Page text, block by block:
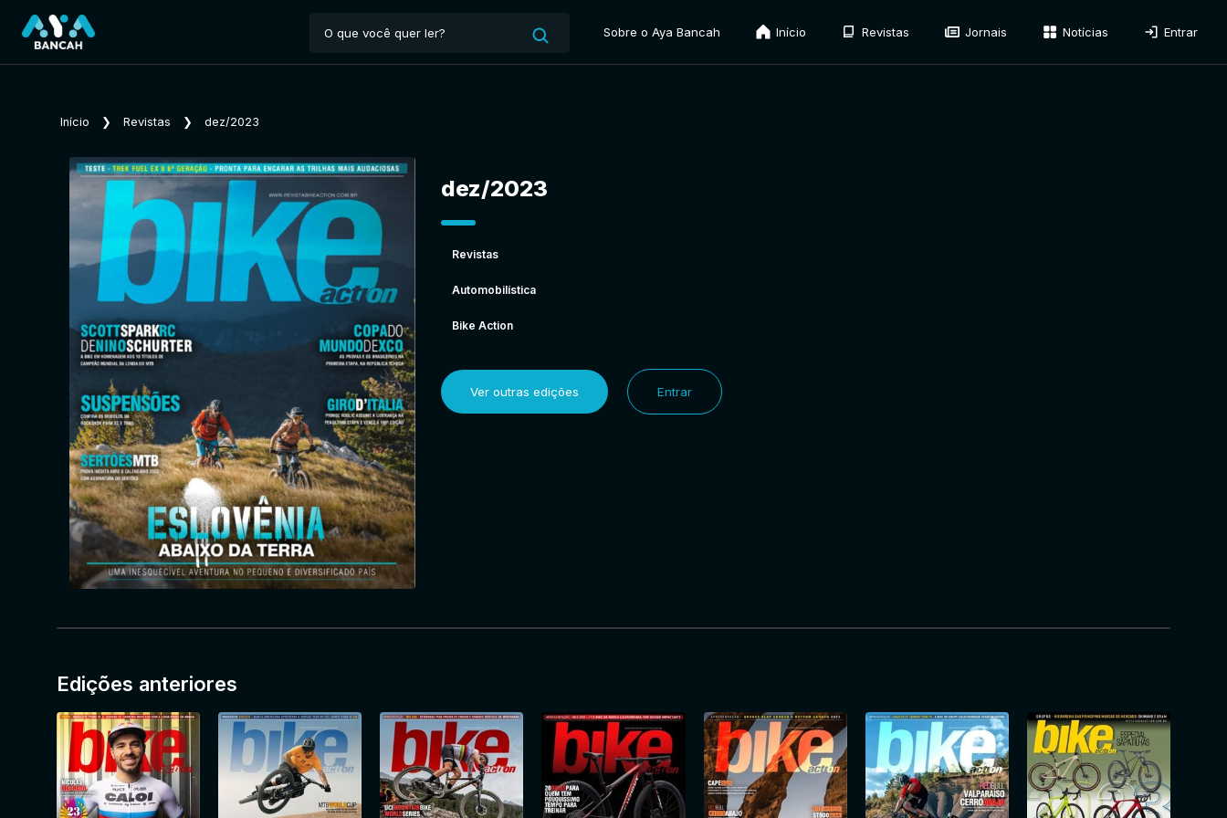
Sobre o Aya Bancah Início Revistas Jornais Notícias Entrar
Início ❯ Revistas ❯ dez/2023
dez/2023
Revistas
Automobilística
Bike Action
Ver outras edições Entrar
Edições anteriores